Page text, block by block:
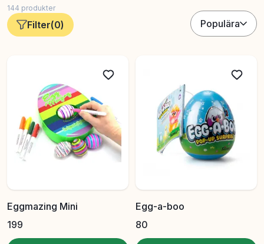
Filter(0)
144 produkter
Populära
Eggmazing Mini
199
Egg-a-boo
80